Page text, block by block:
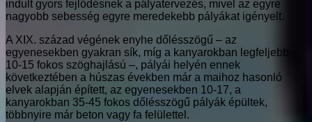
indult gyors fejlődésnek a pályatervezés, mivel az egyre
nagyobb sebesség egyre meredekebb pályákat igényelt.
A XIX. század végének enyhe dőlésszögű – az
egyenesekben gyakran sík, míg a kanyarokban legfeljebb
10-15 fokos szöghajlású –, pályái helyén ennek
következtében a húszas években már a maihoz hasonló
elvek alapján épített, az egyenesekben 10-17, a
kanyarokban 35-45 fokos dőlésszögű pályák épültek,
többnyire már beton vagy fa felülettel.